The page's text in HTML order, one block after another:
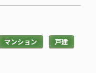
2026.05.21
マンション
戸建